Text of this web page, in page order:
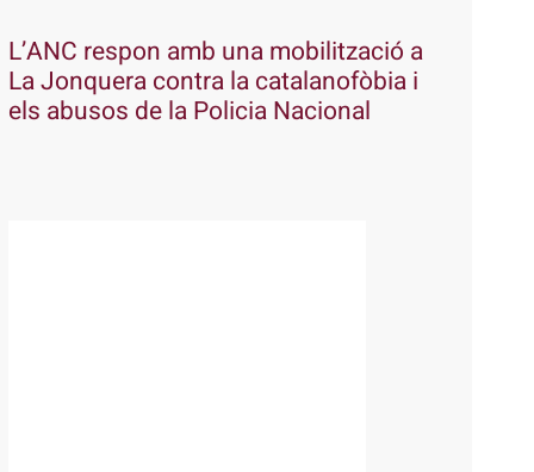
L’ANC respon amb una mobilització a
La Jonquera contra la catalanofòbia i
els abusos de la Policia Nacional